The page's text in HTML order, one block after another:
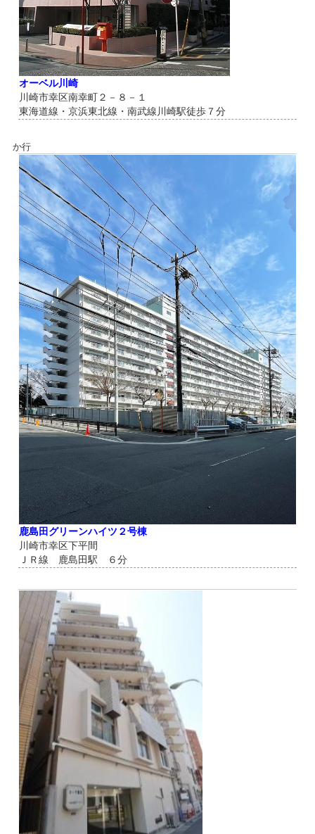
オーベル川崎
川崎市幸区南幸町２－８－１
東海道線・京浜東北線・南武線川崎駅徒歩７分
か行
鹿島田グリーンハイツ２号棟
川崎市幸区下平間
ＪＲ線 鹿島田駅 ６分